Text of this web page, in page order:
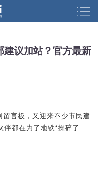
议加站？官方最新
言板，又迎来不少市民建
都在为了地铁“操碎了